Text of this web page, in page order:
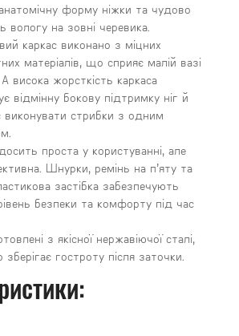
форму ніжки та чудово
вологу на зовні черевика.
каркас виконано з міцних
матеріалів, що сприяє малій вазі
А висока жорсткість каркаса
відмінну бокову підтримку ніг й
виконувати стрибки з одним
проста у користуванні, але
Шнурки, ремінь на п’яту та
застібка забезпечують
безпеки та комфорту під час
з якісної нержавіючої сталі,
зберігає гостроту після заточки.